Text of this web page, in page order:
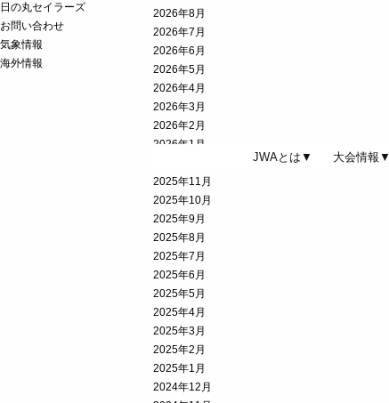
日の丸セイラーズ
お問い合わせ
気象情報
海外情報
JWAとは▼ 大会情報▼
2026年8月
2026年7月
2026年6月
2026年5月
2026年4月
2026年3月
2026年2月
2026年1月
2025年11月
2025年10月
2025年9月
2025年8月
2025年7月
2025年6月
2025年5月
2025年4月
2025年3月
2025年2月
2025年1月
2024年12月